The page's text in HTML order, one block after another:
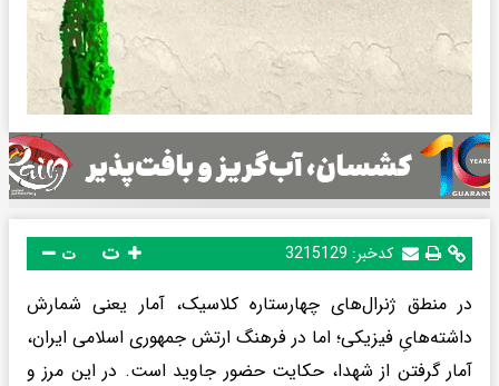
کدخبر: 3215129 ت
در منطق ژنرال‌های چهارستاره‌ کلاسیک، آمار یعنی شمارش
داشته‌هایِ فیزیکی؛ اما در فرهنگ ارتش جمهوری اسلامی ایران،
آمار گرفتن از شهدا، حکایت حضور جاوید است. در این مرز و